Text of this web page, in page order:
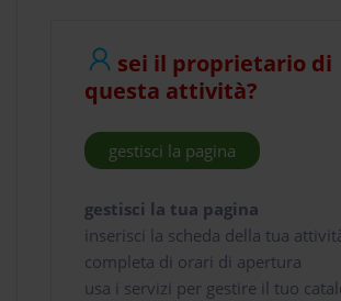
sei il proprietario di
questa attività?
gestisci la pagina
gestisci la tua pagina
inserisci la scheda della tua
completa di orari di apertura
usa i servizi per gestire il tuo